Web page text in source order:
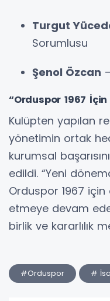
Turgut
Sorumlusu
Şenol Özcan
“Orduspor 1967
Kulüpten yapılan
yönetimin ortak
kurumsal
edildi. “Yeni
Orduspor 1967
etmeye devam
birlik ve kararlılık
#Orduspor #